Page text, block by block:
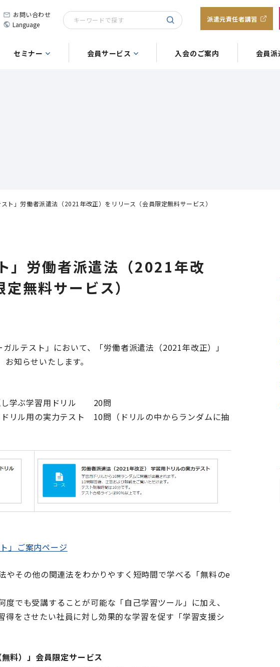
お問い合わせ
public Language
派遣元責任者講習
セミナー 会員サービス 入会のご案内 会員派
スト」労働者派遣法（2021年改正）をリリース（会員限定無料サービス）
」労働者派遣法（2021年改
無料サービス）
ルテスト」において、「労働者派遣法（2021年改正）」
知らせいたします。
し学ぶ学習用ドリル 20問
リル用の実力テスト 10問（ドリルの中からランダムに抽
」ご案内ページ
やその他の関連法をわかりやすく短時間で学べる「無料のe
でも受講することが可能な「自己学習ツール」に加え、
をさせたい社員に対し効果的な学習を促す「学習支援シ
料）」会員限定サービス